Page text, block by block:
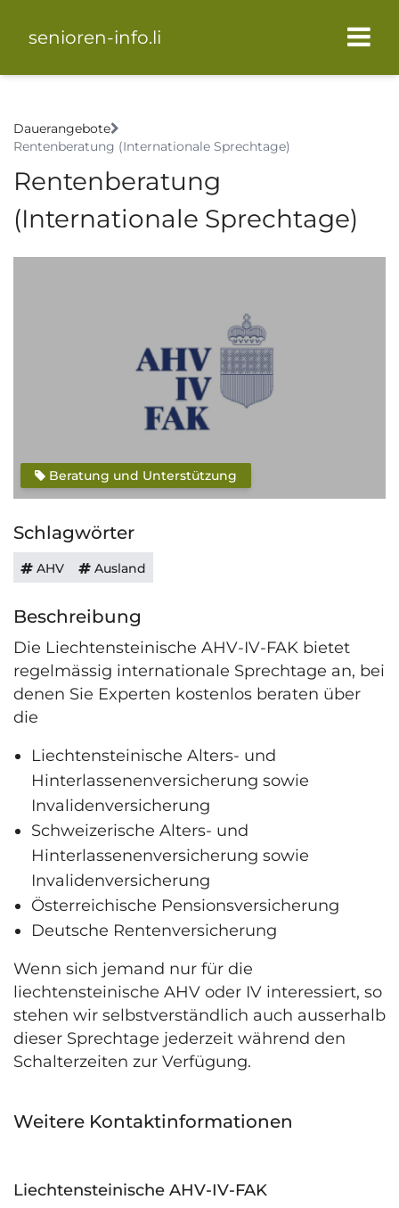
senioren-info.li
Dauerangebote
Rentenberatung (Internationale Sprechtage)
Rentenberatung
(Internationale Sprechtage)
Beratung und Unterstützung
Schlagwörter
AHV Ausland
Beschreibung
Die Liechtensteinische AHV-IV-FAK bietet
regelmässig internationale Sprechtage an, bei
denen Sie Experten kostenlos beraten über
die
Liechtensteinische Alters- und
Hinterlassenenversicherung sowie
Invalidenversicherung
Schweizerische Alters- und
Hinterlassenenversicherung sowie
Invalidenversicherung
Österreichische Pensionsversicherung
Deutsche Rentenversicherung
Wenn sich jemand nur für die
liechtensteinische AHV oder IV interessiert, so
stehen wir selbstverständlich auch ausserhalb
dieser Sprechtage jederzeit während den
Schalterzeiten zur Verfügung.
Weitere Kontaktinformationen
Liechtensteinische AHV-IV-FAK